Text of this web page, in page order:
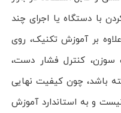
با دستگاه یا اجرای چند
بر آموزش تکنیک، روی
سوزن، کنترل فشار دست،
باشد، چون کیفیت نهایی
و به استاندارد آموزش